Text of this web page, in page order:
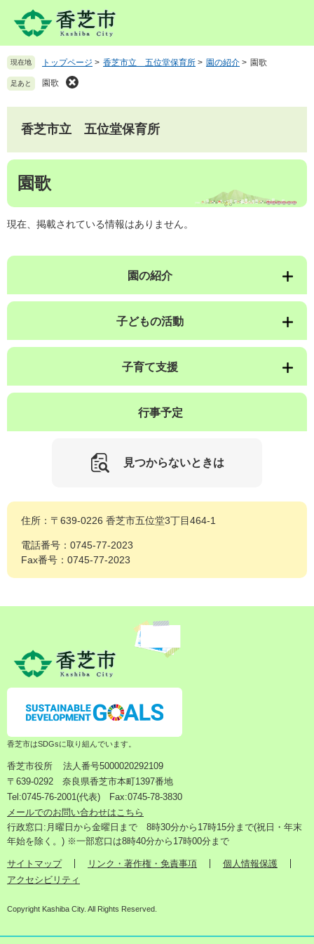
先
頭
す
を
飛
し
文
現在地 トップページ > 香芝市立 五位堂保育所 > 園の紹介 > 園歌
足あと 園歌
香芝市立 五位堂保育所
本
園歌
現在、掲載されている情報はありません。
園の紹介
子どもの活動
子育て支援
行事予定
見つからないときは
住所：〒639-0226 香芝市五位堂3丁目464-1
電話番号：0745-77-2023
Fax番号：0745-77-2023
香芝市はSDGsに取り組んでいます。
香芝市役所
法人番号5000020292109
〒639-0292 奈良県香芝市本町1397番地
Tel:0745-76-2001(代表) Fax:0745-78-3830
メールでのお問い合わせはこちら
行政窓口:月曜日から金曜日まで 8時30分から17時15分まで(祝日・年末
年始を除く。) ※一部窓口は8時40分から17時00分まで
サイトマップ リンク・著作権・免責事項
個人情報保護
アクセシビリティ
Copyright Kashiba City. All Rights Reserved.